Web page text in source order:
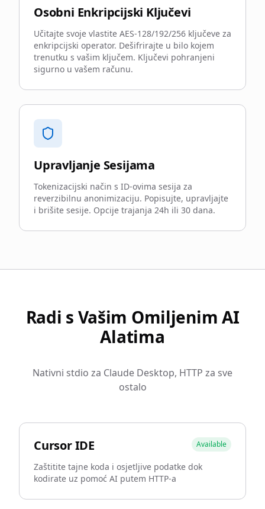
Osobni Enkripcijski Ključevi
Učitajte svoje vlastite AES-128/192/256 ključeve za
enkripcijski operator. Dešifrirajte u bilo kojem
trenutku s vašim ključem. Ključevi pohranjeni
sigurno u vašem računu.
Upravljanje Sesijama
Tokenizacijski način s ID-ovima sesija za
reverzibilnu anonimizaciju. Popisujte, upravljajte
i brišite sesije. Opcije trajanja 24h ili 30 dana.
Radi s Vašim Omiljenim AI
Alatima
Nativni stdio za Claude Desktop, HTTP za sve
ostalo
Cursor IDE Available
Zaštitite tajne koda i osjetljive podatke dok
kodirate uz pomoć AI putem HTTP-a